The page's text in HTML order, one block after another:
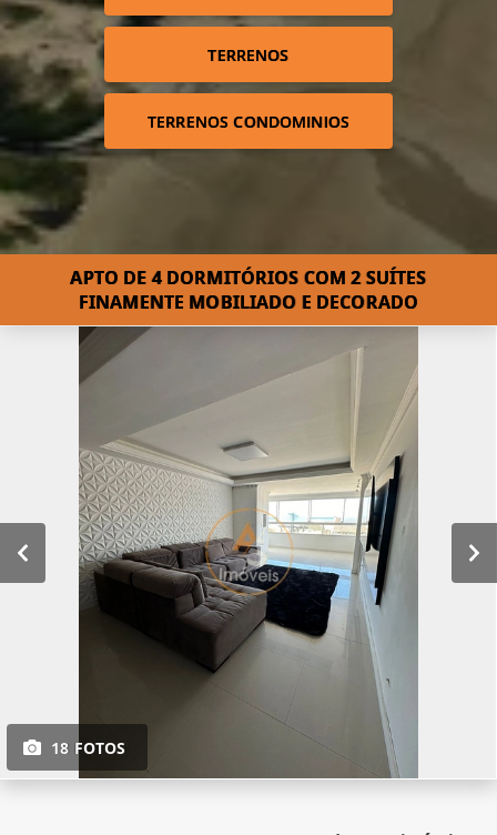
TERRENOS
TERRENOS CONDOMINIOS
APTO DE 4 DORMITÓRIOS COM 2 SUÍTES
FINAMENTE MOBILIADO E DECORADO
18 FOTOS